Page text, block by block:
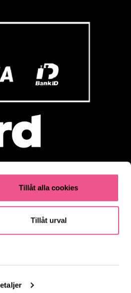
Tillåt alla cookies
Tillåt urval